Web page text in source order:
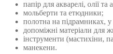
папір для акварелі, олії
мольберти та етюдники;
полотна на підрамниках, у
допоміжні матеріали для
інструменти (мастихіни,
манекени.